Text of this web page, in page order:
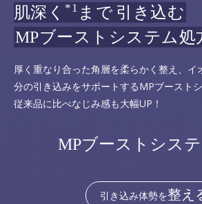
肌深く *1 まで 引き込む
MPブーストシステム処
厚く重なり合った角層を柔らかく整え、イ
分の引き込みをサポートするMPブースト
従来品に比べなじみ感も大幅UP！
MPブーストシス
引き込み体勢を整え